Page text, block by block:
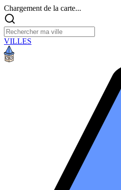
Chargement de la carte...
VILLES